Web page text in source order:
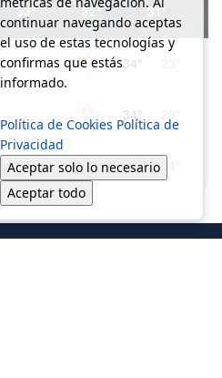
33° 32° 31°
34°
34°
37°
37° 24°
continuar navegando aceptas
el uso de estas tecnologías y
confirmas que estás
informado.
Política de Cookies Política de
Privacidad
Aceptar solo lo necesario
Aceptar todo